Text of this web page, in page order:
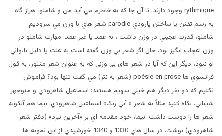
rythmique وجود دارند. تا آن جا که به خاطرم مي آيد من و شاملو، هراز گاه
به رسم تفنن يا ساختن پارودي parodie شعر هاي با وزن مي سروديم.
شاملو، قدرت عجيبي در وزن داشت ، به عمد يا غير عمد. مهارت شاملو در
وزن اعجاب انگيز بود. حال اگر شعر بي وزن گفته است به علت يا دليل ناتواني
او نبود، ديگر اين که آيا در شعر هاي بي وزني که به عنوان شعر منثور، به قول
فرانسوي ها poésie en prose (شعر به نثر) مي گفت تنها بود؟ فراموش
نکنيم که دو نفر ديگر هم خيلي سهيم هستند: اسماعيل شاهرودي و منوچهر
شيباني. نگاه کنيد مثلاً به شعر « آبي رنگ» اسماعيل شاهرودي. نيما هم آنگونه
شعر ها را دوست داشت. نيما، خود مقدمه اي بر «آخرين نبرد» (دفتر شعر
شاهرودي) نوشت. در سال هاي 1330 و 1340 خورشيدي از اين نمونه ها